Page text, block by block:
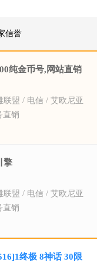
信誉
纯金币号,网站直销
联盟 / 电信 / 艾欧尼亚
直销
擎
联盟 / 电信 / 艾欧尼亚
直销
终极 8神话 30限